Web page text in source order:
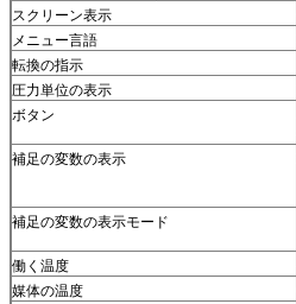
スクリーン表示
メニュー言語
転換の指示
圧力単位の表示
ボタン
補足の変数の表示
補足の変数の表示モード
働く温度
媒体の温度